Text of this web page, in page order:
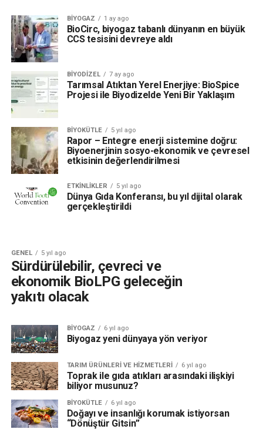
BIYOGAZ 1 ay ago
BioCirc, biyogaz tabanlı dünyanın en büyük
CCS tesisini devreye aldı
BIYODIZEL 7 ay ago
Tarımsal Atıktan Yerel Enerjiye: BioSpice
Projesi ile Biyodizelde Yeni Bir Yaklaşım
BIYOKÜTLE 5 yıl ago
Rapor – Entegre enerji sistemine doğru:
Biyoenerjinin sosyo-ekonomik ve çevresel
etkisinin değerlendirilmesi
ETKINLIKLER 5 yıl ago
Dünya Gıda Konferansı, bu yıl dijital olarak
gerçekleştirildi
GENEL 5 yıl ago
Sürdürülebilir, çevreci ve
ekonomik BioLPG geleceğin
yakıtı olacak
BIYOGAZ 6 yıl ago
Biyogaz yeni dünyaya yön veriyor
TARIM ÜRÜNLERI VE HIZMETLERI 6 yıl ago
Toprak ile gıda atıkları arasındaki ilişkiyi
biliyor musunuz?
BIYOKÜTLE 6 yıl ago
Doğayı ve insanlığı korumak istiyorsan
“Dönüştür Gitsin”